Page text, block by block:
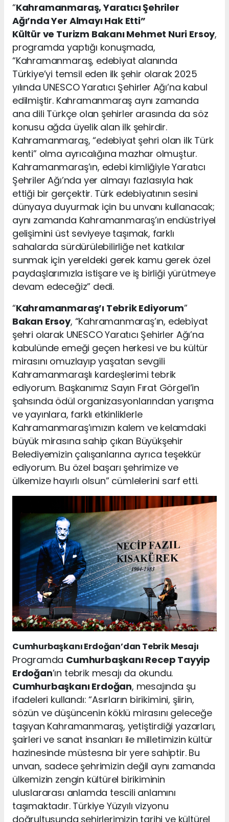
“Kahramanmaraş, Yaratıcı Şehriler
Ağı’nda Yer Almayı Hak Etti”
Kültür ve Turizm Bakanı Mehmet Nuri Ersoy,
programda yaptığı konuşmada,
“Kahramanmaraş, edebiyat alanında
Türkiye’yi temsil eden ilk şehir olarak 2025
yılında UNESCO Yaratıcı Şehirler Ağı’na kabul
edilmiştir. Kahramanmaraş aynı zamanda
ana dili Türkçe olan şehirler arasında da söz
konusu ağda üyelik alan ilk şehirdir.
Kahramanmaraş, “edebiyat şehri olan ilk Türk
kenti” olma ayrıcalığına mazhar olmuştur.
Kahramanmaraş’ın, edebi kimliğiyle Yaratıcı
Şehriler Ağı’nda yer almayı fazlasıyla hak
ettiği bir gerçektir. Türk edebiyatının sesini
dünyaya duyurmak için bu unvanı kullanacak;
aynı zamanda Kahramanmaraş’ın endüstriyel
gelişimini üst seviyeye taşımak, farklı
sahalarda sürdürülebilirliğe net katkılar
sunmak için yereldeki gerek kamu gerek özel
paydaşlarımızla istişare ve iş birliği yürütmeye
devam edeceğiz” dedi.
“Kahramanmaraş’ı Tebrik Ediyorum”
Bakan Ersoy, “Kahramanmaraş’ın, edebiyat
şehri olarak UNESCO Yaratıcı Şehirler Ağı’na
kabulünde emeği geçen herkesi ve bu kültür
mirasını omuzlayıp yaşatan sevgili
Kahramanmaraşlı kardeşlerimi tebrik
ediyorum. Başkanımız Sayın Fırat Görgel’in
şahsında ödül organizasyonlarından yarışma
ve yayınlara, farklı etkinliklerle
Kahramanmaraş’ımızın kalem ve kelamdaki
büyük mirasına sahip çıkan Büyükşehir
Belediyemizin çalışanlarına ayrıca teşekkür
ediyorum. Bu özel başarı şehrimize ve
ülkemize hayırlı olsun” cümlelerini sarf etti.
Cumhurbaşkanı Erdoğan’dan Tebrik Mesajı
Programda Cumhurbaşkanı Recep Tayyip
Erdoğan’ın tebrik mesajı da okundu.
Cumhurbaşkanı Erdoğan, mesajında şu
ifadeleri kullandı: “Asırların birikimini, şiirin,
sözün ve düşüncenin köklü mirasını geleceğe
taşıyan Kahramanmaraş, yetiştirdiği yazarları,
şairleri ve sanat insanları ile milletimizin kültür
hazinesinde müstesna bir yere sahiptir. Bu
unvan, sadece şehrimizin değil aynı zamanda
ülkemizin zengin kültürel birikiminin
uluslararası anlamda tescili anlamını
taşımaktadır. Türkiye Yüzyılı vizyonu
doğrultusunda şehirlerimizin tarihi ve kültürel